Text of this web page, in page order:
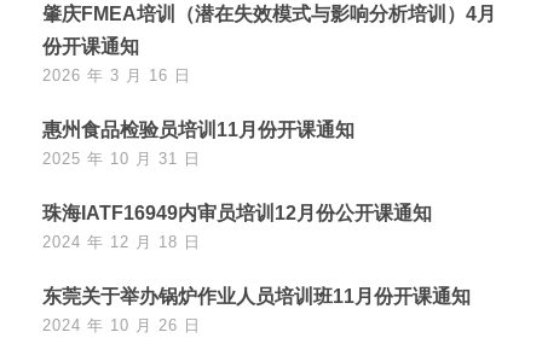
肇庆FMEA培训（潜在失效模式与影响分析培训）4月
份开课通知
2026 年 3 月 16 日
惠州食品检验员培训11月份开课通知
2025 年 10 月 31 日
珠海IATF16949内审员培训12月份公开课通知
2024 年 12 月 18 日
东莞关于举办锅炉作业人员培训班11月份开课通知
2024 年 10 月 26 日